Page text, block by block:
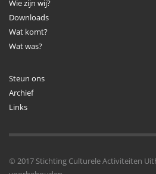
Wie zijn wij?
Downloads
Wat komt?
Wat was?
Steun ons
Archief
Links
© 2017 Stichting Culturele Activiteiten